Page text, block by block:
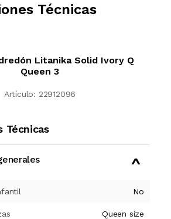
Técnicas
Litanika Solid Ivory Q
Queen 3
Artículo: 22912096
Técnicas
No
Queen size